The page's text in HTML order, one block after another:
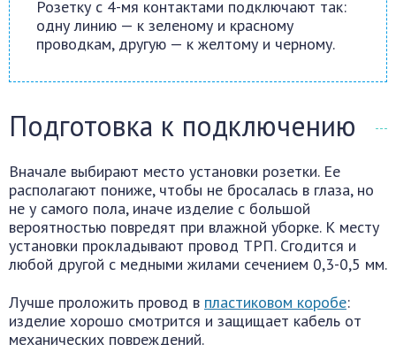
Розетку с 4-мя контактами подключают так:
одну линию — к зеленому и красному
проводкам, другую — к желтому и черному.
Подготовка к подключению
Вначале выбирают место установки розетки. Ее
располагают пониже, чтобы не бросалась в глаза, но
не у самого пола, иначе изделие с большой
вероятностью повредят при влажной уборке. К месту
установки прокладывают провод ТРП. Сгодится и
любой другой с медными жилами сечением 0,3-0,5 мм.
Лучше проложить провод в пластиковом коробе:
изделие хорошо смотрится и защищает кабель от
механических повреждений.